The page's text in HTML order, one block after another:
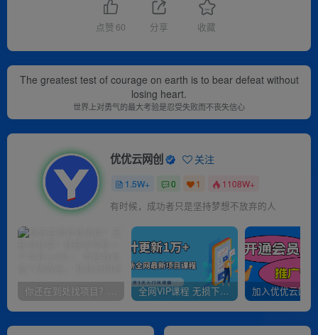
点赞 60 分享 收藏
The greatest test of courage on earth is to bear defeat without
losing heart.
世界上对勇气的最大考验是忍受失败而不丧失信心
优优云网创 关注
1.5W+ 0 1 1108W+
有时候，成功者只是坚持梦想不放弃的人
你还在到处找项目？还在当韭菜？我靠卖项目一个月收入5万+，曾经我也是个失败者。 全网VIP课程 无损下载~